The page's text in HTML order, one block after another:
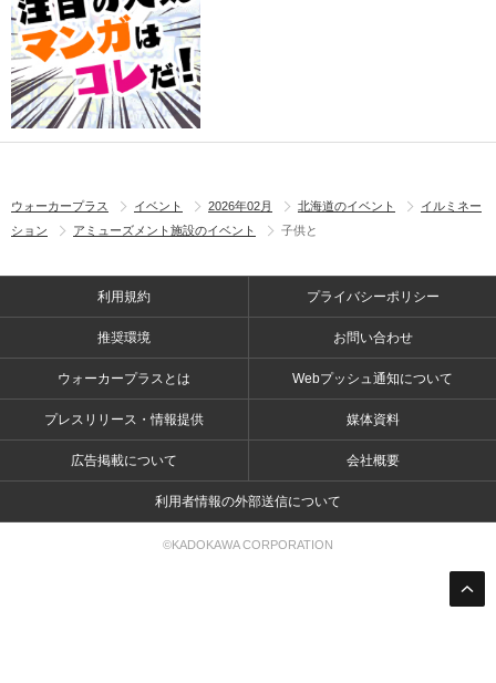
ウォーカープラス イベント 2026年02月 北海道のイベント
イルミネー
ション
アミューズメント施設のイベント 子供と
利用規約 プライバシーポリシー
推奨環境 お問い合わせ
ウォーカープラスとは Webプッシュ通知について
プレスリリース・情報提供 媒体資料
広告掲載について 会社概要
利用者情報の外部送信について
©KADOKAWA CORPORATION